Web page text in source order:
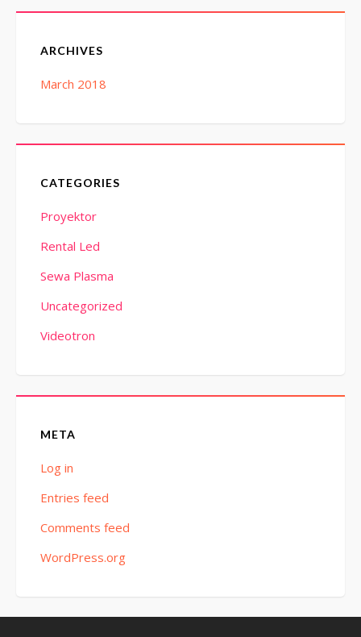
ARCHIVES
March 2018
CATEGORIES
Proyektor
Rental Led
Sewa Plasma
Uncategorized
Videotron
META
Log in
Entries feed
Comments feed
WordPress.org